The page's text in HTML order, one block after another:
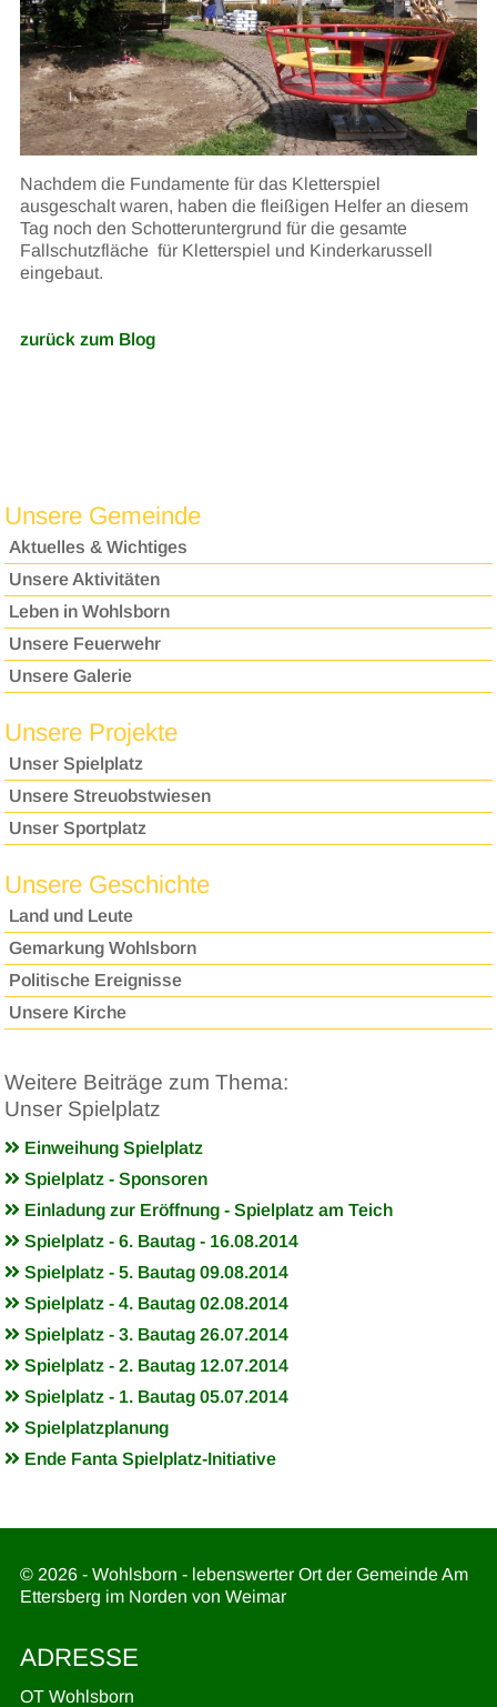
Nachdem die Fundamente für das Kletterspiel
ausgeschalt waren, haben die fleißigen Helfer an diesem
Tag noch den Schotteruntergrund für die gesamte
Fallschutzfläche für Kletterspiel und Kinderkarussell
eingebaut.
zurück zum Blog
Unsere Gemeinde
Aktuelles & Wichtiges
Unsere Aktivitäten
Leben in Wohlsborn
Unsere Feuerwehr
Unsere Galerie
Unsere Projekte
Unser Spielplatz
Unsere Streuobstwiesen
Unser Sportplatz
Unsere Geschichte
Land und Leute
Gemarkung Wohlsborn
Politische Ereignisse
Unsere Kirche
Weitere Beiträge zum Thema:
Unser Spielplatz
Einweihung Spielplatz
Spielplatz - Sponsoren
Einladung zur Eröffnung - Spielplatz am Teich
Spielplatz - 6. Bautag - 16.08.2014
Spielplatz - 5. Bautag 09.08.2014
Spielplatz - 4. Bautag 02.08.2014
Spielplatz - 3. Bautag 26.07.2014
Spielplatz - 2. Bautag 12.07.2014
Spielplatz - 1. Bautag 05.07.2014
Spielplatzplanung
Ende Fanta Spielplatz-Initiative
© 2026 - Wohlsborn - lebenswerter Ort der Gemeinde Am
Ettersberg im Norden von Weimar
ADRESSE
OT Wohlsborn